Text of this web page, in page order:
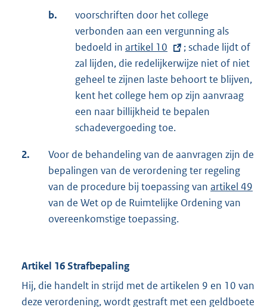
e
r
n
e
l
i
n
b.
voorschriften door het college
verbonden aan een vergunning als
bedoeld in E
x
t
e
r
n
l
i
n
k
artikel 10
; schade lijdt of
zal lijden, die redelijkerwijze niet of niet
geheel te zijnen laste behoort te blijven,
kent het college hem op zijn aanvraag
een naar billijkheid te bepalen
schadevergoeding toe.
2.
Voor de behandeling van de aanvragen zijn de
bepalingen van de verordening ter regeling
van de procedure bij toepassing van artikel 49
van de Wet op de Ruimtelijke Ordening van
overeenkomstige toepassing.
Artikel 16 Strafbepaling
Hij, die handelt in strijd met de artikelen 9 en 10 van
deze verordening, wordt gestraft met een geldboete